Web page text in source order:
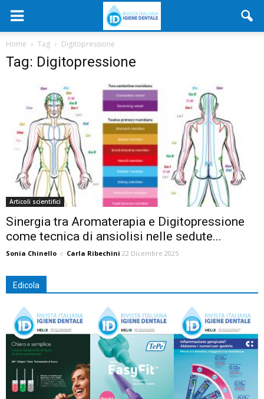
Home Tag Digitopressione
Tag: Digitopressione
Articoli scientifici
Sinergia tra Aromaterapia e Digitopressione
come tecnica di ansiolisi nelle sedute...
Sonia Chinello e Carla Ribechini 22 Dicembre 2025
Edicola